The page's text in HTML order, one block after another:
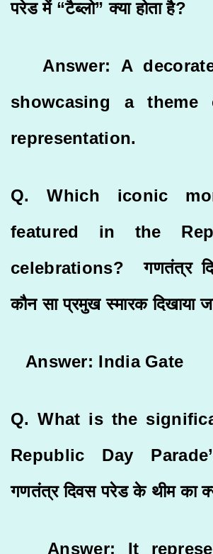
परेड में “टैब्लो” क्या होता है?
Answer: A
showcasing a theme
representation.
Q. Which iconic
featured in the
celebrations? गणतंत्र
कौन सा प्रमुख स्मारक दिखाया
Answer: India Gate
Q. What is the
Republic Day
गणतंत्र दिवस परेड के थीम का
Answer: It